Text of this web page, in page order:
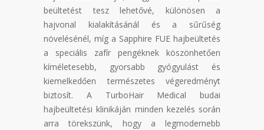
beültetést tesz lehetővé, különösen a
hajvonal kialakításánál és a sűrűség
növelésénél, míg a Sapphire FUE hajbeültetés
a speciális zafír pengéknek köszönhetően
kíméletesebb, gyorsabb gyógyulást és
kiemelkedően természetes végeredményt
biztosít. A TurboHair Medical budai
hajbeültetési klinikáján minden kezelés során
arra törekszünk, hogy a legmodernebb